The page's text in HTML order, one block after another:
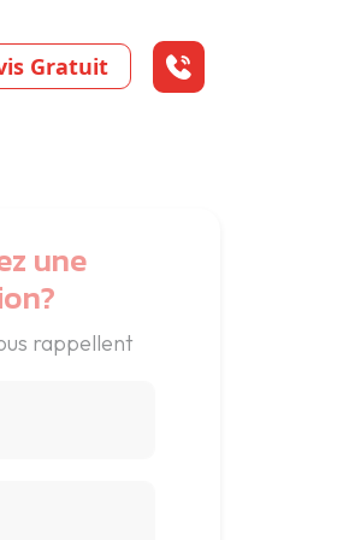
Gratuit
une
rappellent